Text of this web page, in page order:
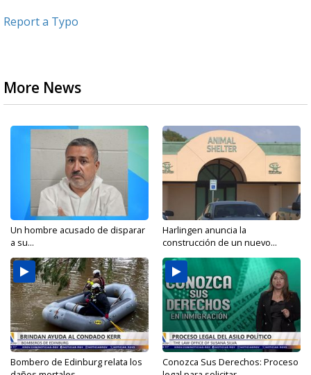
Report a Typo
More News
Un hombre acusado de disparar
a su...
Harlingen anuncia la
construcción de un nuevo...
Bombero de Edinburg relata los
Conozca Sus Derechos: Proceso